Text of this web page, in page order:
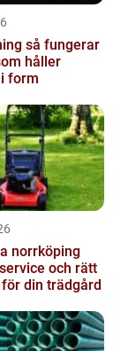
håller
form
norrköping
och rätt
din trädgård